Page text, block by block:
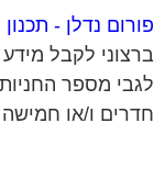
נדלן - תכנון
לקבל מידע
מספר החניות
ו/או חמישה